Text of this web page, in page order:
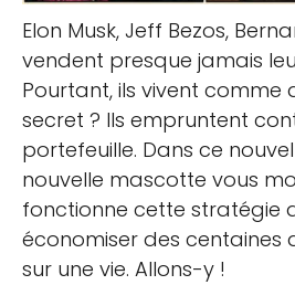
Elon Musk, Jeff Bezos,
vendent presque jamais
Pourtant, ils vivent comme
secret ? Ils empruntent
portefeuille. Dans ce
nouvelle mascotte vous
fonctionne cette stratégie
économiser des centaines
sur une vie. Allons-y !